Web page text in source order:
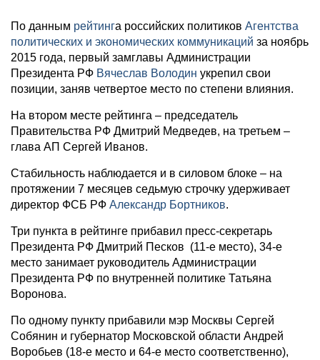
По данным рейтинга российских политиков Агентства
политических и экономических коммуникаций за ноябрь
2015 года, первый замглавы Администрации
Президента РФ Вячеслав Володин укрепил свои
позиции, заняв четвертое место по степени влияния.
На втором месте рейтинга – председатель
Правительства РФ Дмитрий Медведев, на третьем –
глава АП Сергей Иванов.
Стабильность наблюдается и в силовом блоке – на
протяжении 7 месяцев седьмую строчку удерживает
директор ФСБ РФ Александр Бортников.
Три пункта в рейтинге прибавил пресс-секретарь
Президента РФ Дмитрий Песков (11-е место), 34-е
место занимает руководитель Администрации
Президента РФ по внутренней политике Татьяна
Воронова.
По одному пункту прибавили мэр Москвы Сергей
Собянин и губернатор Московской области Андрей
Воробьев (18-е место и 64-е место соответственно),